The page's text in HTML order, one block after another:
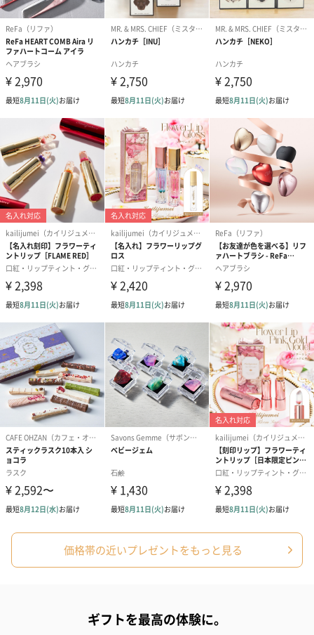
かき氷入浴剤4点セット
（ブルー）（748円）
かき氷入浴剤4点セット
（イエロー）（748円）
バスフラワー
【Thank you
円）
ハンドタオル・ハンカチ
ハンドタオル・ハンカチを同梱してお届けいたします。ギフトへ
の＋αにおすすめです。
花束ハンドタオル（ピ
ンク）（1,760円）
花束ハンドタオル（ブ
ルー）（1,760円）
花束ハンドタ
ワイト）（
キャンドル・お香
キャンドル・お香を同梱してお届けいたします。
価格帯の近いプレゼントをもっと見る
ギフトを最高の体験に。